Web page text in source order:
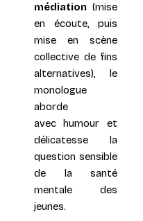
médiation (mise
en écoute, puis
mise en scène
collective de fins
alternatives), le
monologue
aborde
avec humour et
délicatesse la
question sensible
de la santé
mentale des
jeunes.